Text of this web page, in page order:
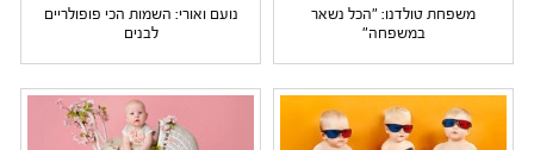
משפחת טולדנו: "הכל נשאר
במשפחה"
נועם ואורי: השמות הכי פופולריים
לבנים